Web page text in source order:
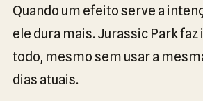
Quando um efeito serve a
ele dura mais. Jurassic Park
todo, mesmo sem usar a
dias atuais.